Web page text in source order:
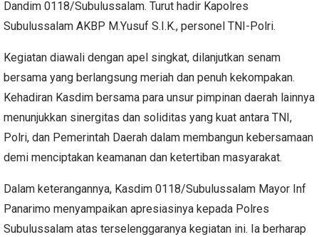
Dandim 0118/Subulussalam. Turut hadir Kapolres
Subulussalam AKBP M.Yusuf S.I.K., personel TNI-Polri.
Kegiatan diawali dengan apel singkat, dilanjutkan senam
bersama yang berlangsung meriah dan penuh kekompakan.
Kehadiran Kasdim bersama para unsur pimpinan daerah lainnya
menunjukkan sinergitas dan soliditas yang kuat antara TNI,
Polri, dan Pemerintah Daerah dalam membangun kebersamaan
demi menciptakan keamanan dan ketertiban masyarakat.
Dalam keterangannya, Kasdim 0118/Subulussalam Mayor Inf
Panarimo menyampaikan apresiasinya kepada Polres
Subulussalam atas terselenggaranya kegiatan ini. Ia berharap